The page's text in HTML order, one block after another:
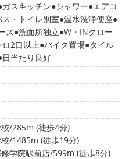
ガスキッチン シャワー エアコ
ス・トイレ別室 温水洗浄便座
ス 洗面所独立 W・INクロー
ロ2口以上 バイク置場 タイル
日当たり良好
/285m (徒歩4分)
/1485m (徒歩19分)
学院駅前店/599m (徒歩8分)